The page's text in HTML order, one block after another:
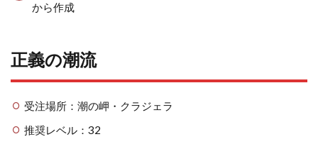
から作成
正義の潮流
受注場所：潮の岬・クラジェラ
推奨レベル：32